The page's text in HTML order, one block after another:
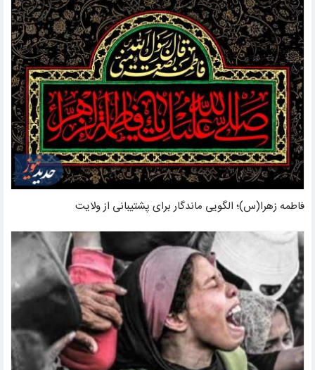
فاطمه زهرا(س)؛ الگویی ماندگار برای پشتیبانی از ولایت